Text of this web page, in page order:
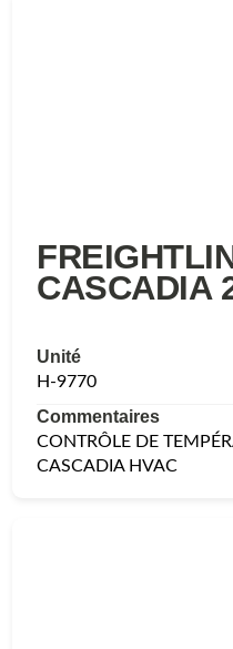
CASCADIA
Unité
H-9770
Commentaires
CONTRÔLE DE
CASCADIA HVAC